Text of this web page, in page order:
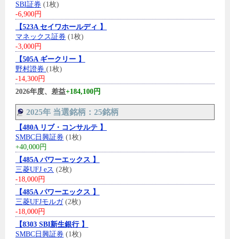
SBI証券 (1枚)
-6,900円
【523A セイワホールディ 】
マネックス証券 (1枚)
-3,000円
【505A ギークリー 】
野村證券 (1枚)
-14,300円
2026年度、差益+184,100円
2025年 当選銘柄：25銘柄
【480A リブ・コンサルテ 】
SMBC日興証券 (1枚)
+40,000円
【485A パワーエックス 】
三菱UFJ eス (2枚)
-18,000円
【485A パワーエックス 】
三菱UFJモルガ(2枚)
-18,000円
【8303 SBI新生銀行 】
SMBC日興証券 (1枚)